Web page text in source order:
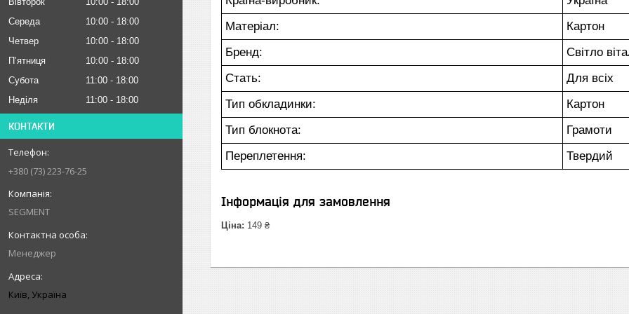
Середа
10:00
18:00
Четвер
10:00
18:00
Пʼятниця
10:00
18:00
Субота
11:00
18:00
Неділя
11:00 18:00
КОНТАКТИ
+380 (73) 223-76-25
SEGMENT
Менеджер
Київ, Україна
Матеріал:
Картон
Бренд:
Світло
Стать:
Для всіх
Тип обкладинки:
Картон
Тип блокнота:
Грамоти
Переплетення:
Твердий
Інформація для замовлення
Ціна: 149 ₴